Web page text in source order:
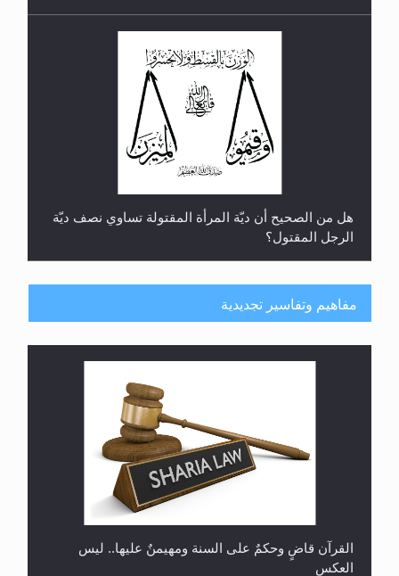
هل من الصحيح أن ديّة المرأة المقتولة تساوي نصف ديّة
الرجل المقتول؟
هل تعتبر الأشفار الاصطناعية (الرموش الاصطناعية)
والأظافر البلاستيكية وطلاء الأظافر حاجبا للوضوء وهل
مفاهيم وتفاسير تجديدية
القرآن قاضٍ وحكمٌ على السنة ومهيمنٌ عليها.. ليس
العكس